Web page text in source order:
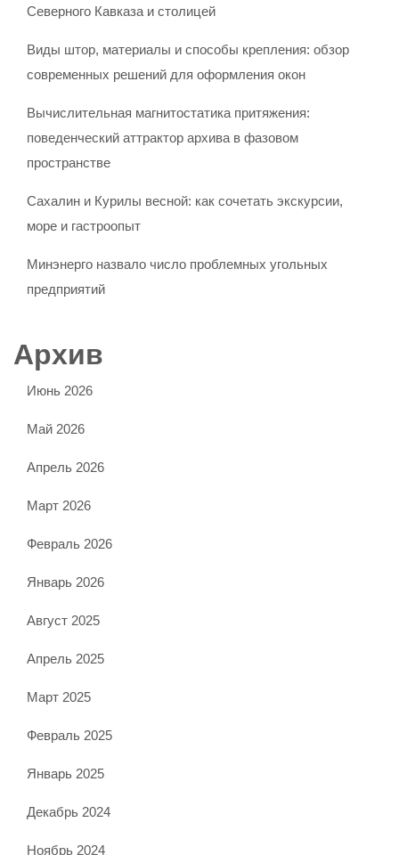
Северного Кавказа и столицей
Виды штор, материалы и способы крепления: обзор
современных решений для оформления окон
Вычислительная магнитостатика притяжения:
поведенческий аттрактор архива в фазовом
пространстве
Сахалин и Курилы весной: как сочетать экскурсии,
море и гастроопыт
Минэнерго назвало число проблемных угольных
предприятий
Архив
Июнь 2026
Май 2026
Апрель 2026
Март 2026
Февраль 2026
Январь 2026
Август 2025
Апрель 2025
Март 2025
Февраль 2025
Январь 2025
Декабрь 2024
Ноябрь 2024